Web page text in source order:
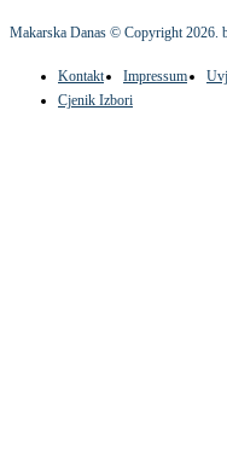
Makarska Danas © Copyright2026.
Kontakt Impressum
Cjenik Izbori